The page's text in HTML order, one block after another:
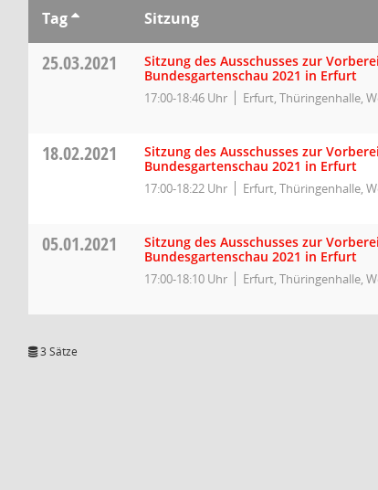
Tag Sitzung
25.03.2021
Sitzung des Ausschusses zur
Bundesgartenschau 2021 in Erfurt
17:00-18:46 Uhr Erfurt, Thüringenhalle,
18.02.2021
Sitzung des Ausschusses zur
Bundesgartenschau 2021 in Erfurt
17:00-18:22 Uhr Erfurt, Thüringenhalle,
05.01.2021
Sitzung des Ausschusses zur
Bundesgartenschau 2021 in Erfurt
17:00-18:10 Uhr Erfurt, Thüringenhalle,
3 Sätze